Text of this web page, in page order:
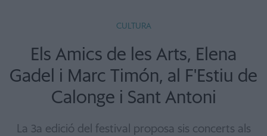
CULTURA
Els Amics de les Arts, Elena
Gadel i Marc Timón, al F'Estiu de
Calonge i Sant Antoni
La 3a edició del festival proposa sis concerts als